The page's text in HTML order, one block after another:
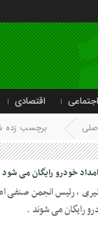
اجتماعی اقتصادی
برچسب زده
خودرو رایگان می شود
، رئیس انجمن صنفی
رایگان می شوند .